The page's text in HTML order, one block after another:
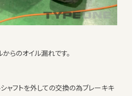
らのオイル漏れです。
ャフトを外しての交換の為ブレーキキ